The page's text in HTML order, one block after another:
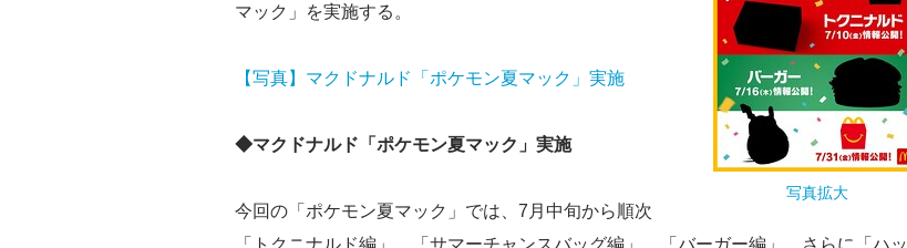
写真拡大
マック」を実施する。
【写真】マクドナルド「ポケモン夏マック」実施
◆マクドナルド「ポケモン夏マック」実施
今回の「ポケモン夏マック」では、7月中旬から順次
「トクニナルド編」、「サマーチャンスバッグ編」、「バーガー編」、さらに「ハッ